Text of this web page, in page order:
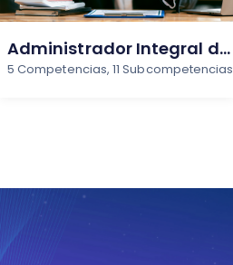
Administrador Integral de
Negocios Inmobiliarios
5 Competencias, 11 Subcompetencias